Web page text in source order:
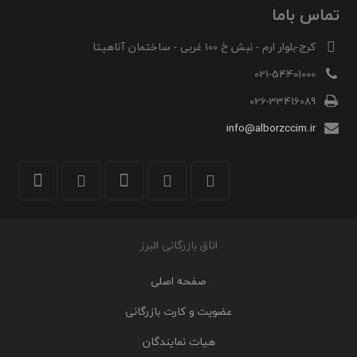
تماس باما
کرج-بلوار ارم - نبش خ 100 غربی - ساختمان آناهیتا
021-54401000
026-33416089
info@alborzccim.ir
اتاق بازرگانی البرز
صفحه اصلی
عضویت و کارت بازرگانی
هیات نمایندگان